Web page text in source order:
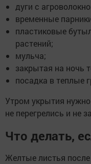
дуги с
временные
пластиковые
растений;
мульча;
закрытая на ночь
посадка в теплые
Утром укрытия
не перегрелись и не
Что делать,
Желтые листья